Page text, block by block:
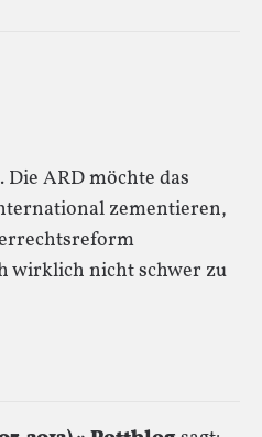
Die ARD möchte das
zementieren,
wirklich nicht schwer zu